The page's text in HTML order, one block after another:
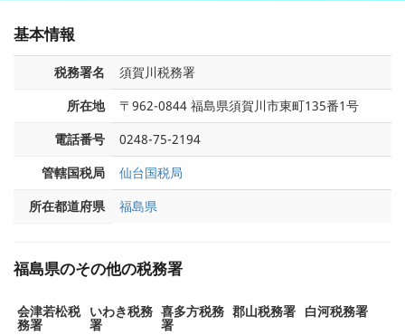
基本情報
税務署名
須賀川税務署
所在地
〒962-0844 福島県須賀川市東町135番1号
電話番号
0248-75-2194
管轄国税局
仙台国税局
所在都道府県
福島県
福島県のその他の税務署
会津若松税
務署
いわき税務
署
喜多方税務
署
郡山税務署 白河税務署